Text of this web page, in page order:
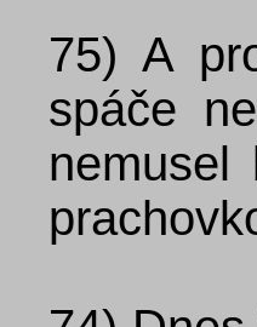
75)A
spáče